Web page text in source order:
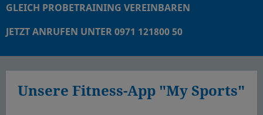
GLEICH PROBETRAINING VEREINBAREN
JETZT ANRUFEN UNTER 0971 121800 50
Unsere Fitness-App "My Sports"